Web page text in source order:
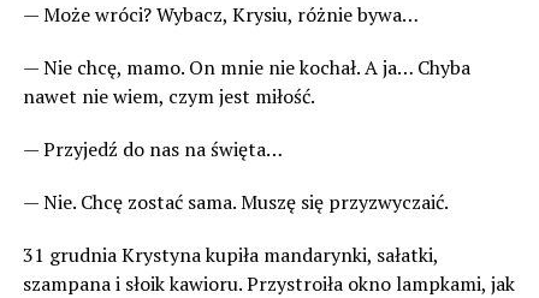
— Może wróci? Wybacz, Krysiu, różnie bywa…
— Nie chcę, mamo. On mnie nie kochał. A ja… Chyba
nawet nie wiem, czym jest miłość.
— Przyjedź do nas na święta…
— Nie. Chcę zostać sama. Muszę się przyzwyczaić.
31 grudnia Krystyna kupiła mandarynki, sałatki,
szampana i słoik kawioru. Przystroiła okno lampkami, jak